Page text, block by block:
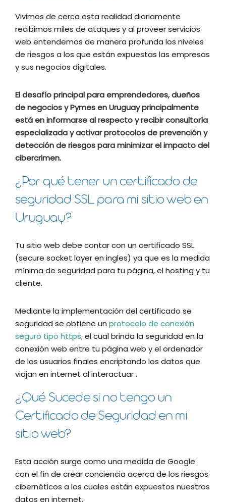
Vivimos de cerca esta realidad diariamente
recibimos miles de ataques y al proveer servicios
web entendemos de manera profunda los niveles
de riesgos a los que están expuestas las empresas
y sus negocios digitales.
El desafío principal para emprendedores, dueños
de negocios y Pymes en Uruguay principalmente
está en informarse al respecto y recibir consultoría
especializada y activar protocolos de prevención y
detección de riesgos para minimizar el impacto del
cibercrimen.
¿Por qué tener un certificado de
seguridad SSL para mi sitio web en
Uruguay?
Tu sitio web debe contar con un certificado SSL
(secure socket layer en ingles) ya que es la medida
mínima de seguridad para tu página, el hosting y tu
cliente.
Mediante la implementación del certificado se
seguridad se obtiene un protocolo de conexión
seguro tipo https,el cual brinda la seguridad en la
conexión web entre tu página web y el ordenador
de los usuarios finales encriptando los datos que
viajan en internet al interactuar .
¿Qué Sucede si no tengo un
Certificado de Seguridad en mi
sitio web?
Esta acción surge como una medida de Google
con el fin de crear conciencia acerca de los riesgos
cibernéticos a los cuales están expuestos nuestros
datos en internet.